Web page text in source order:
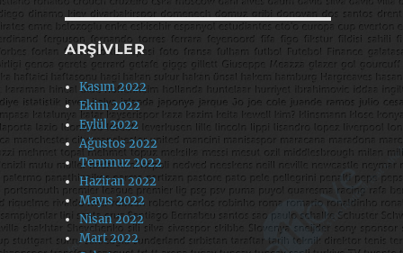
ARŞIVLER
Kasım 2022
Ekim 2022
Eylül 2022
Ağustos 2022
Temmuz 2022
Haziran 2022
Mayıs 2022
Nisan 2022
Mart 2022